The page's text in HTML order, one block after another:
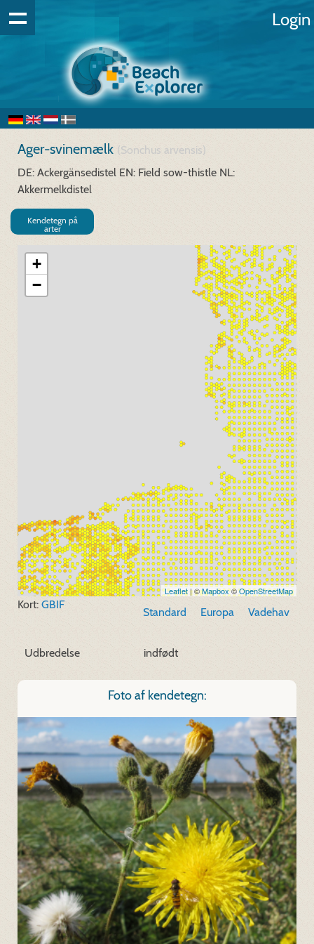
Login
Ager-svinemælk (Sonchus arvensis)
DE: Ackergänsedistel EN: Field sow-thistle NL:
Akkermelkdistel
Kendetegn på
arter
+
−
Leaflet| ©Mapbox©OpenStreetMap
Standard Europa Vadehav
Kort: GBIF
Udbredelse indfødt
Foto af kendetegn: